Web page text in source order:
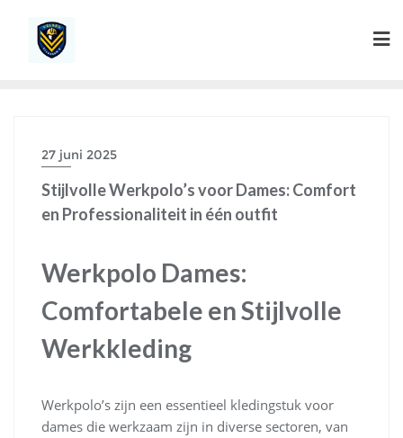
27 juni 2025
Stijlvolle Werkpolo’s voor Dames: Comfort
en Professionaliteit in één outfit
Werkpolo Dames:
Comfortabele en Stijlvolle
Werkkleding
Werkpolo’s zijn een essentieel kledingstuk voor
dames die werkzaam zijn in diverse sectoren, van